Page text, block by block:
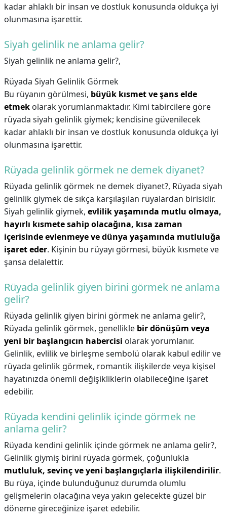
kadar ahlaklı bir insan ve dostluk konusunda oldukça iyi
olunmasına işarettir.
Siyah gelinlik ne anlama gelir?
Siyah gelinlik ne anlama gelir?,
Rüyada Siyah Gelinlik Görmek
Bu rüyanın görülmesi, büyük kısmet ve şans elde
etmek olarak yorumlanmaktadır. Kimi tabircilere göre
rüyada siyah gelinlik giymek; kendisine güvenilecek
kadar ahlaklı bir insan ve dostluk konusunda oldukça iyi
olunmasına işarettir.
Rüyada gelinlik görmek ne demek diyanet?
Rüyada gelinlik görmek ne demek diyanet?, Rüyada siyah
gelinlik giymek de sıkça karşılaşılan rüyalardan birisidir.
Siyah gelinlik giymek, evlilik yaşamında mutlu olmaya,
hayırlı kısmete sahip olacağına, kısa zaman
içerisinde evlenmeye ve dünya yaşamında mutluluğa
işaret eder. Kişinin bu rüyayı görmesi, büyük kısmete ve
şansa delalettir.
Rüyada gelinlik giyen birini görmek ne anlama
gelir?
Rüyada gelinlik giyen birini görmek ne anlama gelir?,
Rüyada gelinlik görmek, genellikle bir dönüşüm veya
yeni bir başlangıcın habercisi olarak yorumlanır.
Gelinlik, evlilik ve birleşme sembolü olarak kabul edilir ve
rüyada gelinlik görmek, romantik ilişkilerde veya kişisel
hayatınızda önemli değişikliklerin olabileceğine işaret
edebilir.
Rüyada kendini gelinlik içinde görmek ne
anlama gelir?
Rüyada kendini gelinlik içinde görmek ne anlama gelir?,
Gelinlik giymiş birini rüyada görmek, çoğunlukla
mutluluk, sevinç ve yeni başlangıçlarla ilişkilendirilir.
Bu rüya, içinde bulunduğunuz durumda olumlu
gelişmelerin olacağına veya yakın gelecekte güzel bir
döneme gireceğinize işaret edebilir.